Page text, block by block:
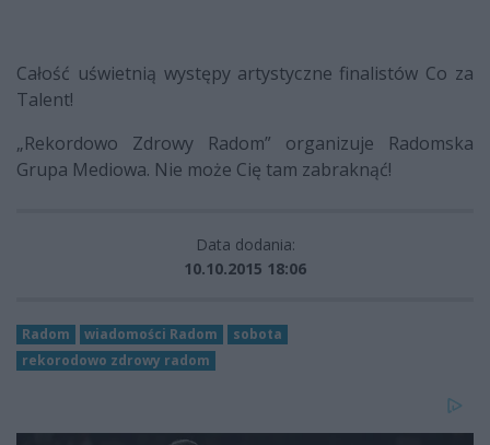
Całość uświetnią występy artystyczne finalistów Co za
Talent!
„Rekordowo Zdrowy Radom” organizuje Radomska
Grupa Mediowa. Nie może Cię tam zabraknąć!
Data dodania:
10.10.2015 18:06
Radom wiadomości Radom
sobota
rekorodowo zdrowy radom